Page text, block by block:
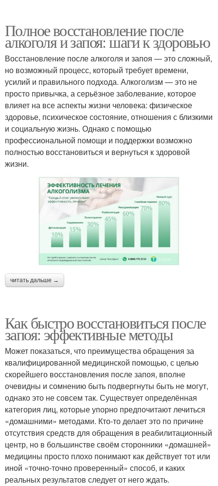
Полное восстановление после
алкоголя и запоя: шаги к здоровью
Восстановление после алкоголя и запоя — это сложный,
но возможный процесс, который требует времени,
усилий и правильного подхода. Алкоголизм — это не
просто привычка, а серьёзное заболевание, которое
влияет на все аспекты жизни человека: физическое
здоровье, психическое состояние, отношения с близкими
и социальную жизнь. Однако с помощью
профессиональной помощи и поддержки возможно
полностью восстановиться и вернуться к здоровой
жизни.
читать дальше →
Как быстро восстановиться после
запоя: эффективные методы
Может показаться, что преимущества обращения за
квалифицированной медицинской помощью, с целью
скорейшего восстановления после запоя, вполне
очевидны и сомнению быть подвергнуты быть не могут,
однако это не совсем так. Существует определённая
категория лиц, которые упорно предпочитают лечиться
«домашними» методами. Кто-то делает это по причине
отсутствия средств для обращения в реабилитационный
центр, но в большинстве своём сторонники «домашней»
медицины просто плохо понимают как действует тот или
иной «точно-точно проверенный» способ, и каких
реальных результатов следует от него ждать.